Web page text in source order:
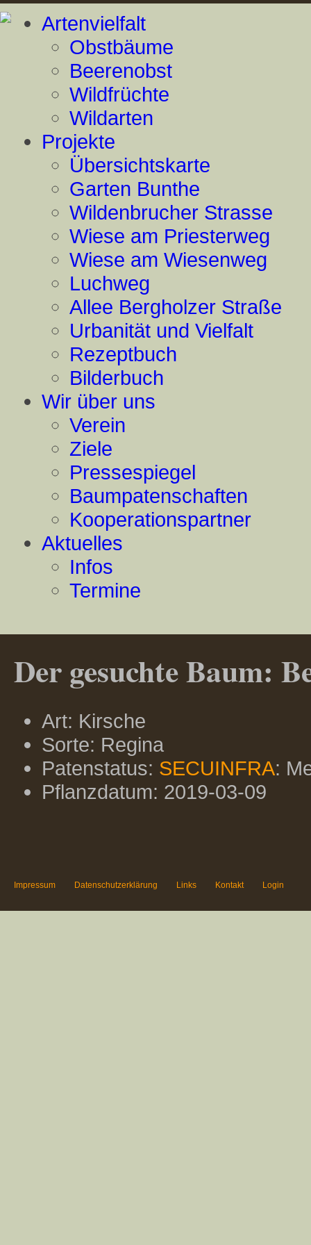
Artenvielfalt
Obstbäume
Beerenobst
Wildfrüchte
Wildarten
Projekte
Übersichtskarte
Garten Bunthe
Wildenbrucher Strasse
Wiese am Priesterweg
Wiese am Wiesenweg
Luchweg
Allee Bergholzer Straße
Urbanität und Vielfalt
Rezeptbuch
Bilderbuch
Wir über uns
Verein
Ziele
Pressespiegel
Baumpatenschaften
Kooperationspartner
Aktuelles
Infos
Termine
Der gesuchte Baum:
Art: Kirsche
Sorte: Regina
Patenstatus: SECUINFRA:
Pflanzdatum: 2019-03-09
Impressum Datenschutzerklärung Links Kontakt Login